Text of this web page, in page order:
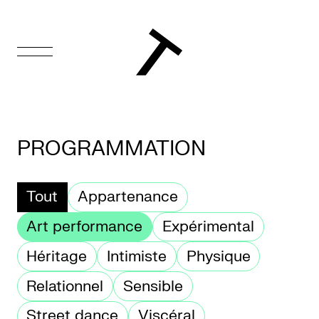
Appuyez-
nous
Programmation
Billetterie
Médiation
PROGRAMMATION
Tout
Appartenance
Art performance
Expérimental
Héritage
Intimiste
Physique
Relationnel
Sensible